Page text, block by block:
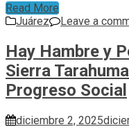
Read More
Juárez
Leave a
Hay Hambre y
Sierra
Progreso Social
diciembre 2, 2025